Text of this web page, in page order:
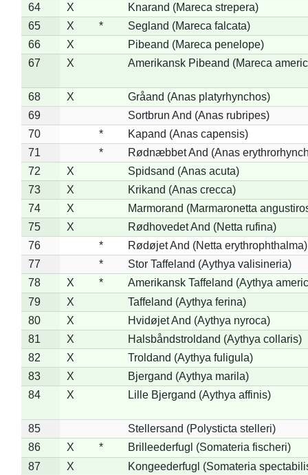
64
X
Knarand (Mareca strepera)
65
X *
Segland (Mareca falcata)
66
X
Pibeand (Mareca penelope)
67
X Amerikansk Pibeand (Mareca
68 X
Gråand (Anas platyrhynchos)
69
Sortbrun And (Anas rubripes)
70
*
Kapand (Anas capensis)
71
*
Rødnæbbet And (Anas
72
X
Spidsand (Anas acuta)
73
X
Krikand (Anas crecca)
74
X
Marmorand (Marmaronetta
75
X
Rødhovedet And (Netta rufina)
76
*
Rødøjet And (Netta erythrophthalma)
77
*
Stor Taffeland (Aythya valisineria)
78
X *
Amerikansk Taffeland (Aythya
79
X
Taffeland (Aythya ferina)
80
X
Hvidøjet And (Aythya nyroca)
81
X
Halsbåndstroldand (Aythya collaris)
82
X
Troldand (Aythya fuligula)
83
X
Bjergand (Aythya marila)
84
X Lille Bjergand (Aythya affinis)
85
Stellersand (Polysticta stelleri)
86
X *
Brilleederfugl (Somateria fischeri)
87
X
Kongeederfugl (Somateria